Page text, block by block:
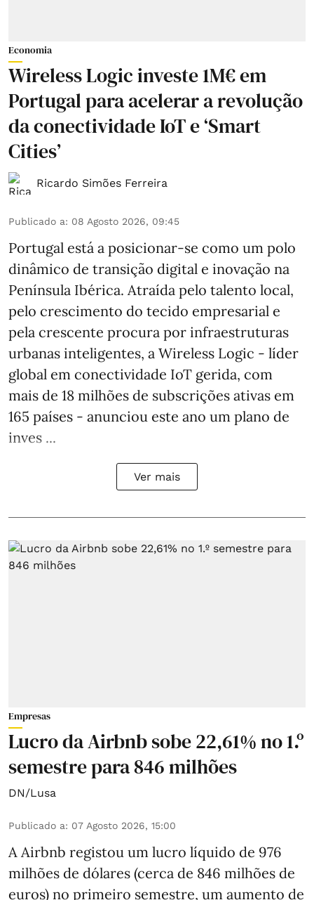
Economia
Wireless Logic investe 1M€ em
Portugal para acelerar a revolução
da conectividade IoT e ‘Smart
Cities’
Ricardo Simões Ferreira
Publicado a: 08 Agosto 2026, 09:45
Portugal está a posicionar-se como um polo
dinâmico de transição digital e inovação na
Península Ibérica. Atraída pelo talento local,
pelo crescimento do tecido empresarial e
pela crescente procura por infraestruturas
urbanas inteligentes, a Wireless Logic - líder
global em conectividade IoT gerida, com
mais de 18 milhões de subscrições ativas em
165 países - anunciou este ano um plano de
inves ...
Ver mais
Empresas
Lucro da Airbnb sobe 22,61% no 1.º
semestre para 846 milhões
DN/Lusa
Publicado a: 07 Agosto 2026, 15:00
A Airbnb registou um lucro líquido de 976
milhões de dólares (cerca de 846 milhões de
euros) no primeiro semestre, um aumento de